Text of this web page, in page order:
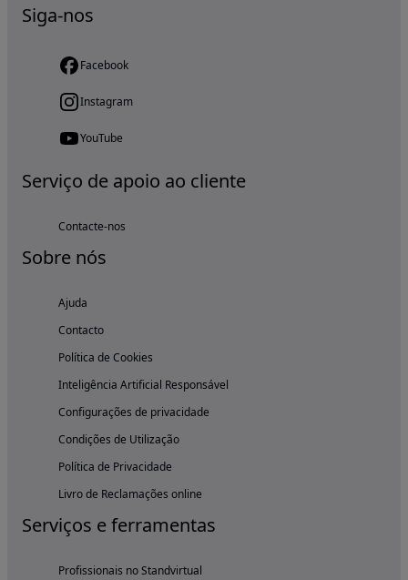
Siga-nos
Facebook
Instagram
YouTube
Serviço de apoio ao cliente
Contacte-nos
Sobre nós
Ajuda
Contacto
Política de Cookies
Inteligência Artificial Responsável
Configurações de privacidade
Condições de Utilização
Política de Privacidade
Livro de Reclamações online
Serviços e ferramentas
Profissionais no Standvirtual